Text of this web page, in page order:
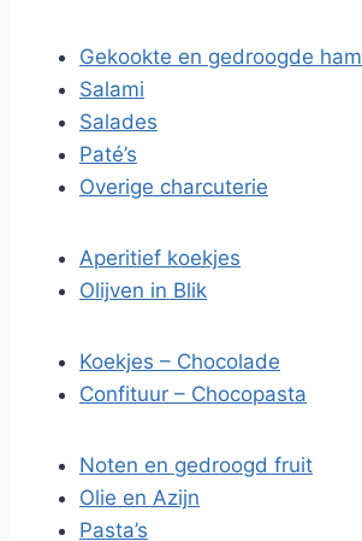
Gekookte en gedroogde ham
Salami
Salades
Paté’s
Overige charcuterie
Aperitief koekjes
Olijven in Blik
Koekjes – Chocolade
Confituur – Chocopasta
Noten en gedroogd fruit
Olie en Azijn
Pasta’s